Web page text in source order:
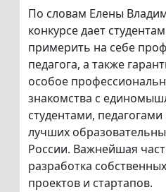
По словам Елены
конкурсе дает
примерить на себе
педагога, а также
особое
знакомства с
студентами,
лучших
России. Важнейшая
разработка
проектов и стартапов.